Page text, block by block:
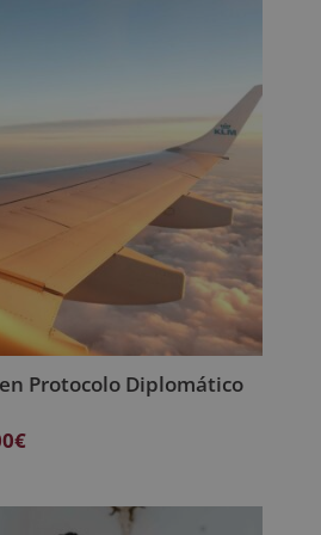
Protocolo Diplomático
€El